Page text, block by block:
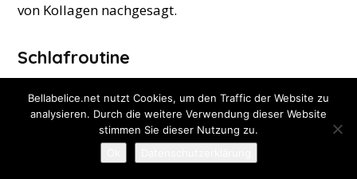
von Kollagen nachgesagt.
Schlafroutine
Die Mär vom Schönheitsschlaf ist definitiv kein
Märchen!
#1 Holen Sie sich Ihren Schönheitsschlaf
Bellabelice.net nutzt Cookies, um den Traffic der Website zu
analysieren. Durch die weitere Verwendung dieser Website
stimmen Sie dieser Nutzung zu.